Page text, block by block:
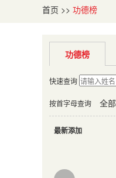
首页 >> 功德榜
功德榜
快速查询
按首字母查询 全部
最新添加